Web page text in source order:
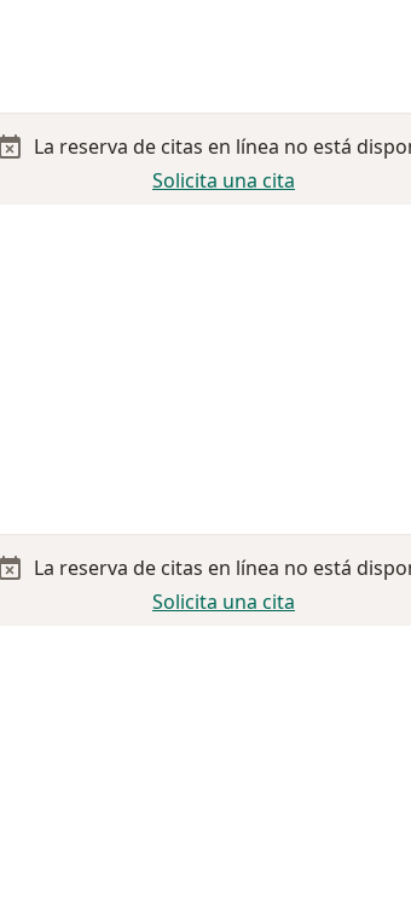
La reserva de citas en línea no está
Solicita una cita
La reserva de citas en línea no está
Solicita una cita